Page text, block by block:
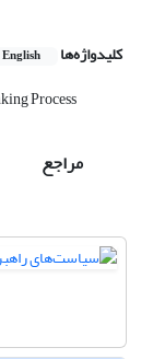
کلیدواژه‌ها English
Process
مراجع